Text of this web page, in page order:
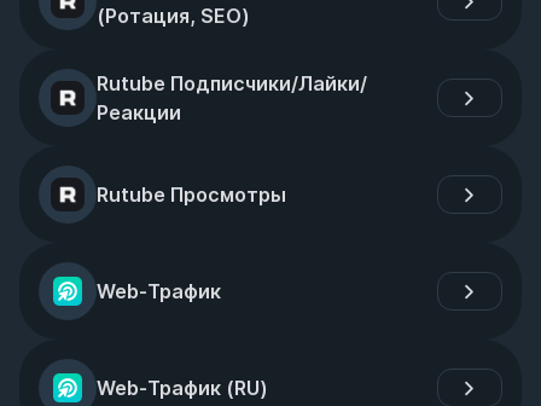
(Ротация, SEO)
Rutube Подписчики/Лайки/
Реакции
Rutube Просмотры
Web-Трафик
Web-Трафик (RU)